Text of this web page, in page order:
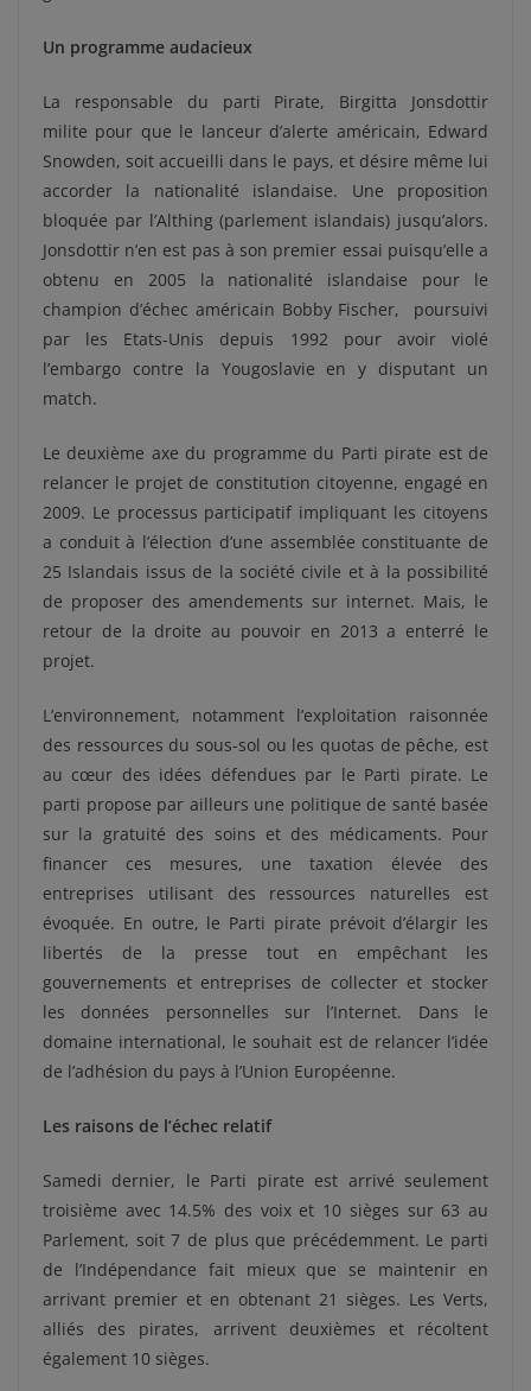
Un programme audacieux
La responsable du parti Pirate, Birgitta Jonsdottir
milite pour que le lanceur d’alerte américain, Edward
Snowden, soit accueilli dans le pays, et désire même lui
accorder la nationalité islandaise. Une proposition
bloquée par l’Althing (parlement islandais) jusqu’alors.
Jonsdottir n’en est pas à son premier essai puisqu’elle a
obtenu en 2005 la nationalité islandaise pour le
champion d’échec américain Bobby Fischer, poursuivi
par les Etats-Unis depuis 1992 pour avoir violé
l’embargo contre la Yougoslavie en y disputant un
match.
Le deuxième axe du programme du Parti pirate est de
relancer le projet de constitution citoyenne, engagé en
2009. Le processus participatif impliquant les citoyens
a conduit à l’élection d’une assemblée constituante de
25 Islandais issus de la société civile et à la possibilité
de proposer des amendements sur internet. Mais, le
retour de la droite au pouvoir en 2013 a enterré le
projet.
L’environnement, notamment l’exploitation raisonnée
des ressources du sous-sol ou les quotas de pêche, est
au cœur des idées défendues par le Parti pirate. Le
parti propose par ailleurs une politique de santé basée
sur la gratuité des soins et des médicaments. Pour
financer ces mesures, une taxation élevée des
entreprises utilisant des ressources naturelles est
évoquée. En outre, le Parti pirate prévoit d’élargir les
libertés de la presse tout en empêchant les
gouvernements et entreprises de collecter et stocker
les données personnelles sur l’Internet. Dans le
domaine international, le souhait est de relancer l’idée
de l’adhésion du pays à l’Union Européenne.
Les raisons de l’échec relatif
Samedi dernier, le Parti pirate est arrivé seulement
troisième avec 14.5% des voix et 10 sièges sur 63 au
Parlement, soit 7 de plus que précédemment. Le parti
de l’Indépendance fait mieux que se maintenir en
arrivant premier et en obtenant 21 sièges. Les Verts,
alliés des pirates, arrivent deuxièmes et récoltent
également 10 sièges.